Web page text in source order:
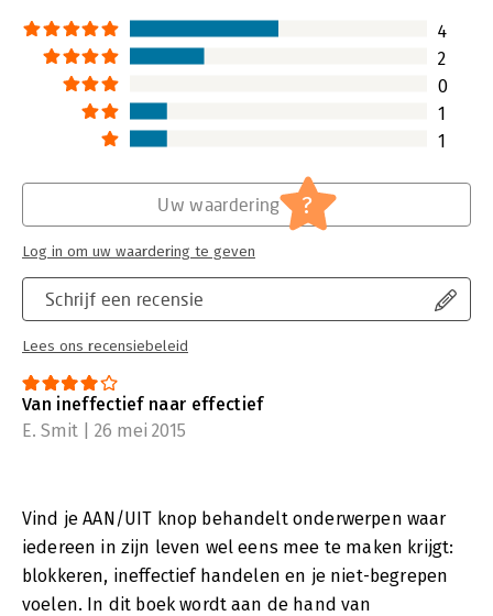
4
2
0
1
1
Schrijf een recensie
Lees ons recensiebeleid
Uw waardering ?
Log in om uw waardering te geven
Van ineffectief naar effectief
E. Smit | 26 mei 2015
Vind je AAN/UIT knop behandelt onderwerpen waar
iedereen in zijn leven wel eens mee te maken krijgt:
blokkeren, ineffectief handelen en je niet-begrepen
voelen. In dit boek wordt aan de hand van